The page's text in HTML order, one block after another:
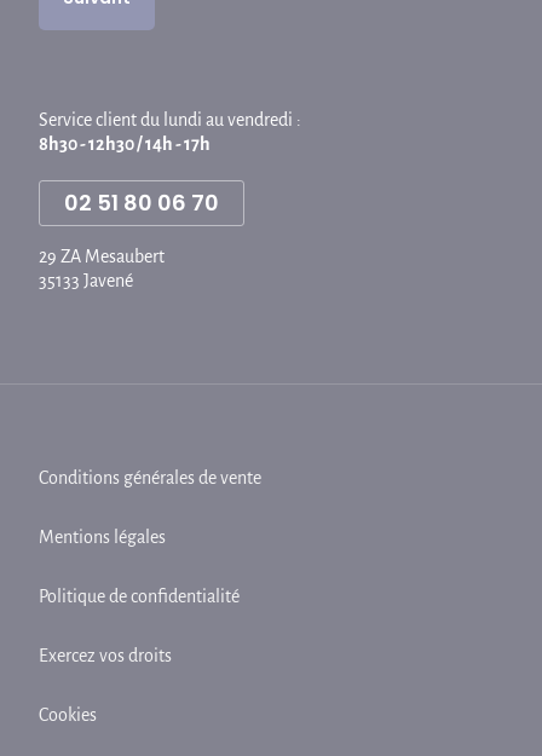
Service client du lundi au vendredi :
8h30 - 12h30 / 14h - 17h
02 51 80 06 70
29 ZA Mesaubert
35133 Javené
Conditions générales de vente
Mentions légales
Politique de confidentialité
Exercez vos droits
Cookies